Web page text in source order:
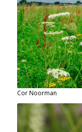
Cor Noorman